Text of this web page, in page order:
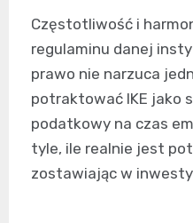
Częstotliwość i
regulaminu danej
prawo nie narzuca
potraktować IKE jako
podatkowy na czas
tyle, ile realnie jest
zostawiając w